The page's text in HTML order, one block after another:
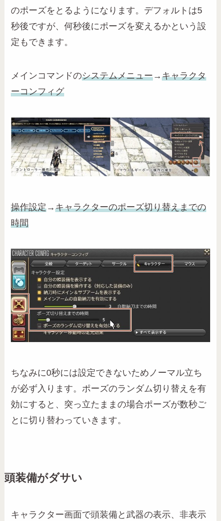
のポーズをとるようになります。デフォルトは5
秒後ですが、何秒後にポーズを変えるかという設
定もできます。
メインコマンドのシステムメニュー→キャラクタ
ーコンフィグ
操作設定→キャラクターのポーズ切り替えまでの
時間
ちなみに0秒には設定できないためノーマル立ち
が必ず入ります。ポーズのランダム切り替えを有
効にすると、突っ立たままの場合ポーズが数秒ご
とに切り替わっていきます。
頭装備がダサい
キャラクター画面で頭装備と武器の表示、非表示